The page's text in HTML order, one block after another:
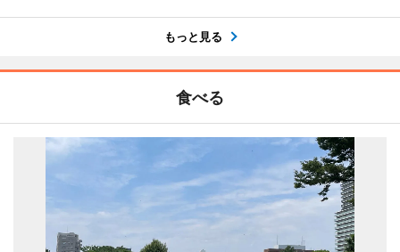
もっと見る
食べる